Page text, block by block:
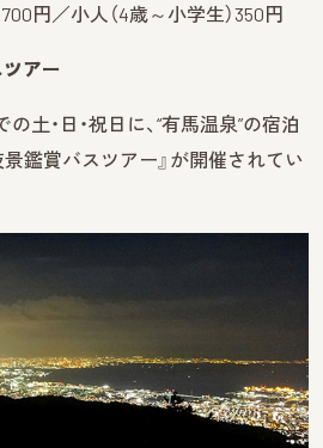
円／小人（4歳～小学生）350円
アー
の土・日・祝日に、“有馬温泉”の宿泊
鑑賞バスツアー』が開催されてい